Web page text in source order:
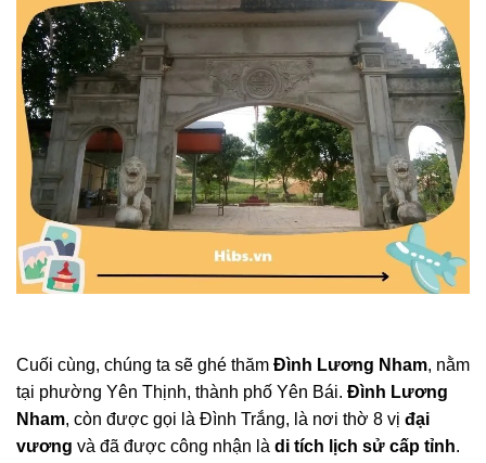
Cuối cùng, chúng ta sẽ ghé thăm Đình Lương Nham, nằm
tại phường Yên Thịnh, thành phố Yên Bái. Đình Lương
Nham, còn được gọi là Đình Trắng, là nơi thờ 8 vị đại
vương và đã được công nhận là di tích lịch sử cấp tỉnh.